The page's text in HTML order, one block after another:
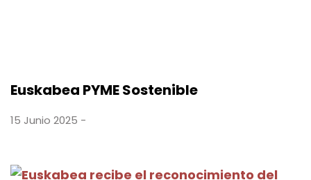
Euskabea PYME Sostenible
15 Junio 2025 -